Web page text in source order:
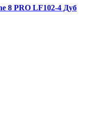
8 PRO LF102-4 Дуб